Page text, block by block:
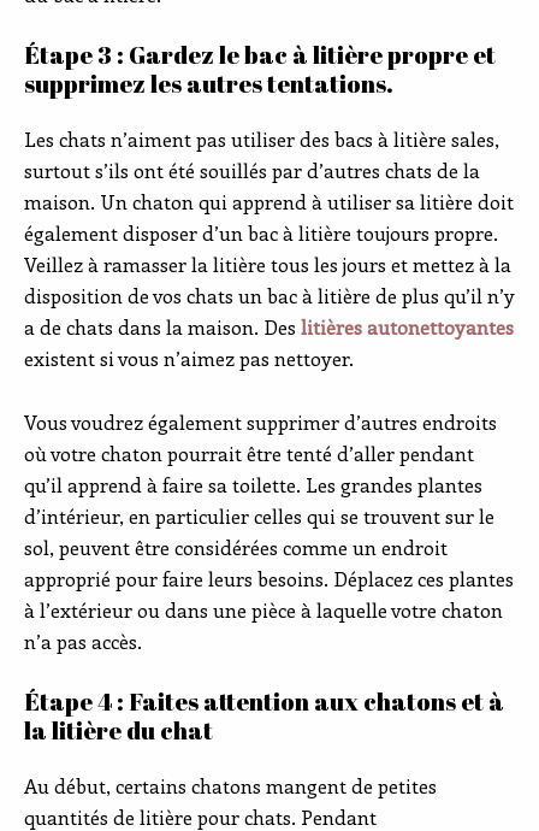
Étape 3 : Gardez le bac à litière propre et
supprimez les autres tentations.
Les chats n’aiment pas utiliser des bacs à litière sales,
surtout s’ils ont été souillés par d’autres chats de la
maison. Un chaton qui apprend à utiliser sa litière doit
également disposer d’un bac à litière toujours propre.
Veillez à ramasser la litière tous les jours et mettez à la
disposition de vos chats un bac à litière de plus qu’il n’y
a de chats dans la maison. Des litières autonettoyantes
existent si vous n’aimez pas nettoyer.
Vous voudrez également supprimer d’autres endroits
où votre chaton pourrait être tenté d’aller pendant
qu’il apprend à faire sa toilette. Les grandes plantes
d’intérieur, en particulier celles qui se trouvent sur le
sol, peuvent être considérées comme un endroit
approprié pour faire leurs besoins. Déplacez ces plantes
à l’extérieur ou dans une pièce à laquelle votre chaton
n’a pas accès.
Étape 4 : Faites attention aux chatons et à
la litière du chat
Au début, certains chatons mangent de petites
quantités de litière pour chats. Pendant